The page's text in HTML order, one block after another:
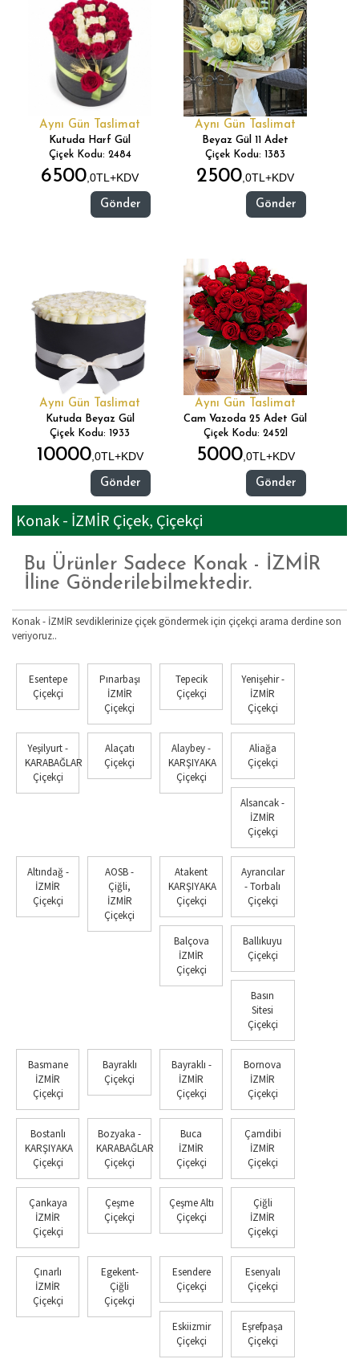
Aynı Gün Taslimat
Kutuda Harf Gül
Çiçek Kodu: 2484
6500,0TL+KDV
Gönder
Aynı Gün Taslimat
Beyaz Gül 11 Adet
Çiçek Kodu: 1383
2500,0TL+KDV
Gönder
Aynı Gün Taslimat
Kutuda Beyaz Gül
Çiçek Kodu: 1933
10000,0TL+KDV
Gönder
Aynı Gün Taslimat
Cam Vazoda 25 Adet Gül
Çiçek Kodu: 2452l
5000,0TL+KDV
Gönder
Konak - İZMİR Çiçek, Çiçekçi
Bu Ürünler Sadece Konak - İZMİR
İline Gönderilebilmektedir.
Konak - İZMİR sevdiklerinize çiçek göndermek için çiçekçi arama derdine son
veriyoruz..
Esentepe
Çiçekçi
Pınarbaşı
İZMİR
Çiçekçi
Tepecik
Çiçekçi
Yenişehir -
İZMİR
Çiçekçi
Yeşilyurt -
KARABAĞLAR
Çiçekçi
Alaçatı
Çiçekçi
Alaybey -
KARŞIYAKA
Çiçekçi
Aliağa
Çiçekçi
Alsancak -
İZMİR
Çiçekçi
Altındağ -
İZMİR
Çiçekçi
AOSB -
Çiğli,
İZMİR
Çiçekçi
Atakent
KARŞIYAKA
Çiçekçi
Ayrancılar
- Torbalı
Çiçekçi
Balçova
İZMİR
Çiçekçi
Ballıkuyu
Çiçekçi
Basın
Sitesi
Çiçekçi
Basmane
İZMİR
Çiçekçi
Bayraklı
Çiçekçi
Bayraklı -
İZMİR
Çiçekçi
Bornova
İZMİR
Çiçekçi
Bostanlı
KARŞIYAKA
Çiçekçi
Bozyaka -
KARABAĞLAR
Çiçekçi
Buca
İZMİR
Çiçekçi
Çamdibi
İZMİR
Çiçekçi
Çankaya
İZMİR
Çiçekçi
Çeşme
Çiçekçi
Çeşme Altı
Çiçekçi
Çiğli
İZMİR
Çiçekçi
Çınarlı
İZMİR
Çiçekçi
Egekent-
Çiğli
Çiçekçi
Esendere
Çiçekçi
Esenyalı
Çiçekçi
Eskiizmir
Çiçekçi
Eşrefpaşa
Çiçekçi